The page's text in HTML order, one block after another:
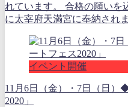
れています。 合格の願いを
に太宰府天満宮に奉納され
イベント開催
11月6日（金）・7日（日）
2020」